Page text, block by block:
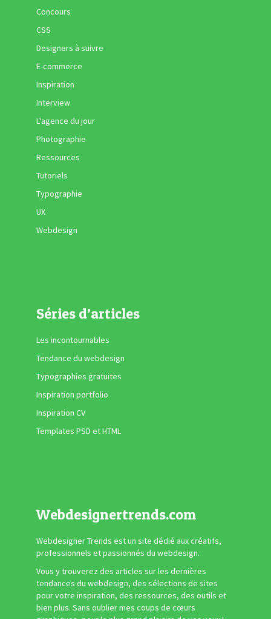
Concours
CSS
Designers à suivre
E-commerce
Inspiration
Interview
L'agence du jour
Photographie
Ressources
Tutoriels
Typographie
UX
Webdesign
Séries d’articles
Les incontournables
Tendance du webdesign
Typographies gratuites
Inspiration portfolio
Inspiration CV
Templates PSD et HTML
Webdesignertrends.com
Webdesigner Trends est un site dédié aux créatifs,
professionnels et passionnés du webdesign.
Vous y trouverez des articles sur les dernières
tendances du webdesign, des sélections de sites
pour votre inspiration, des ressources, des outils et
bien plus. Sans oublier mes coups de cœurs